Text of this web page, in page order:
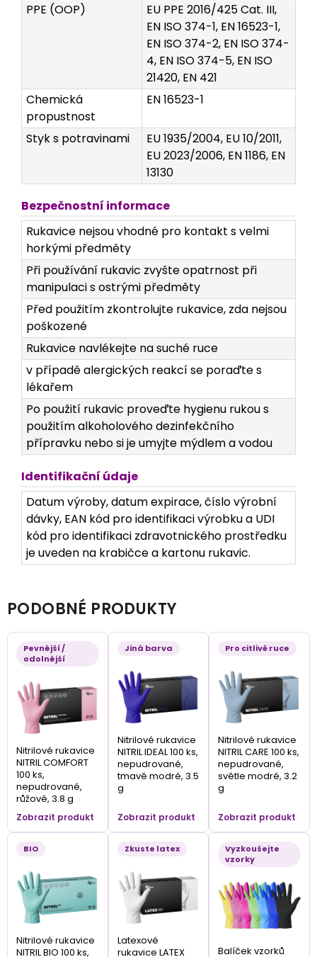
PPE (OOP)
EU PPE 2016/425 Cat. III,
EN ISO 374-1, EN 16523-1,
EN ISO 374-2, EN ISO 374-
4, EN ISO 374-5, EN ISO
21420, EN 421
Chemická
propustnost
EN 16523-1
Styk s potravinami
EU 1935/2004, EU 10/2011,
EU 2023/2006, EN 1186, EN
13130
Bezpečnostní informace
Rukavice nejsou vhodné pro kontakt s velmi
horkými předměty
Při používání rukavic zvyšte opatrnost při
manipulaci s ostrými předměty
Před použitím zkontrolujte rukavice, zda nejsou
poškozené
Rukavice navlékejte na suché ruce
v případě alergických reakcí se poraďte s
lékařem
Po použití rukavic proveďte hygienu rukou s
použitím alkoholového dezinfekčního
přípravku nebo si je umyjte mýdlem a vodou
Identifikační údaje
Datum výroby, datum expirace, číslo výrobní
dávky, EAN kód pro identifikaci výrobku a UDI
kód pro identifikaci zdravotnického prostředku
je uveden na krabičce a kartonu rukavic.
PODOBNÉ PRODUKTY
Pevnější /
odolnější
Nitrilové rukavice
NITRIL COMFORT
100 ks,
nepudrované,
růžové, 3.8 g
Zobrazit produkt
Jiná barva
Nitrilové rukavice
NITRIL IDEAL 100 ks,
nepudrované,
tmavě modré, 3.5
g
Zobrazit produkt
Pro citlivé ruce
Nitrilové rukavice
NITRIL CARE 100 ks,
nepudrované,
světle modré, 3.2
g
Zobrazit produkt
BIO
Nitrilové rukavice
NITRIL BIO 100 ks,
Zkuste latex
Latexové
rukavice LATEX
Vyzkoušejte
vzorky
Balíček vzorků